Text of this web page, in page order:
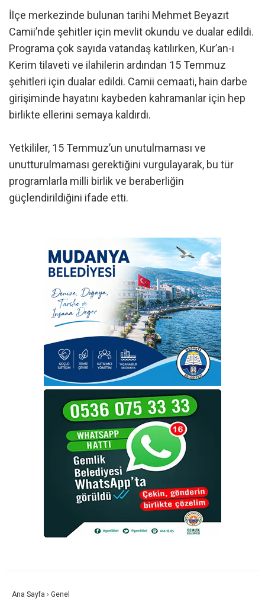
İlçe merkezinde bulunan tarihi Mehmet Beyazıt
Camii’nde şehitler için mevlit okundu ve dualar edildi.
Programa çok sayıda vatandaş katılırken, Kur’an-ı
Kerim tilaveti ve ilahilerin ardından 15 Temmuz
şehitleri için dualar edildi. Camii cemaati, hain darbe
girişiminde hayatını kaybeden kahramanlar için hep
birlikte ellerini semaya kaldırdı.
Yetkililer, 15 Temmuz’un unutulmaması ve
unutturulmaması gerektiğini vurgulayarak, bu tür
programlarla milli birlik ve beraberliğin
güçlendirildiğini ifade etti.
Ana Sayfa › Genel